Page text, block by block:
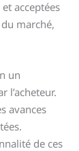
acceptées
marché,
un
l’acheteur.
avances
de ces